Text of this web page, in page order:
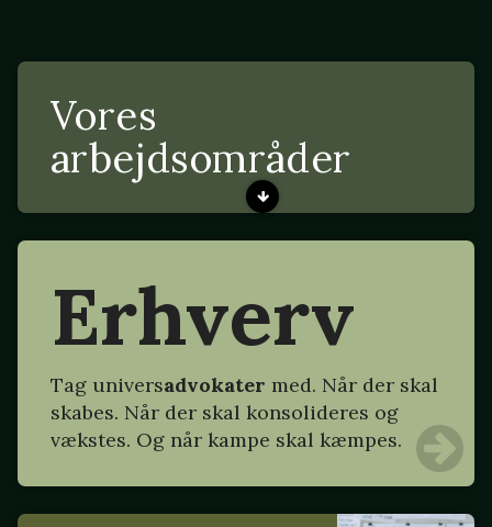
Vores
arbejdsområder
Erhverv
Tag universadvokater med. Når der skal
skabes. Når der skal konsolideres og
vækstes. Og når kampe skal kæmpes.